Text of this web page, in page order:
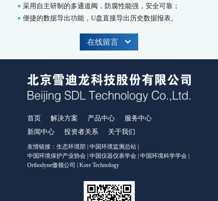
WWMS-900AI-数智化污染源水质在线监测系统
WWMS-900-污染源水质在线监测系统
MODEL 9810-化学需氧量（CODcr）水质在线自动监测仪
MODEL 9820-氨氮水质在线自动监测仪
MODEL 2000-pH-水质在线自动监测仪
水质特征因子在线分析仪
MODEL 9880-水质生物综合毒性在线监测仪
智慧监测监管平台
大气污染防治决策支持平台
水污染防治决策支持平台
城市环境应急指挥管理平台
智能环境综合监控平台
采用自主研制的多通道阀，防腐性能强，安全可靠；
便捷的数据导出功能，U盘直接导出历史数据报表。
在线留言
首页 解决方案 产品中心
服务中心
新闻中心
投资者关系 关于我们
友情链接： 生态环境部 | 中国环境监测总站 |
中国环境保护产业协会 | 中国仪器仪表学会 | 中国环境科学学会 |
Orthodyne傲领公司 | Kore Technology